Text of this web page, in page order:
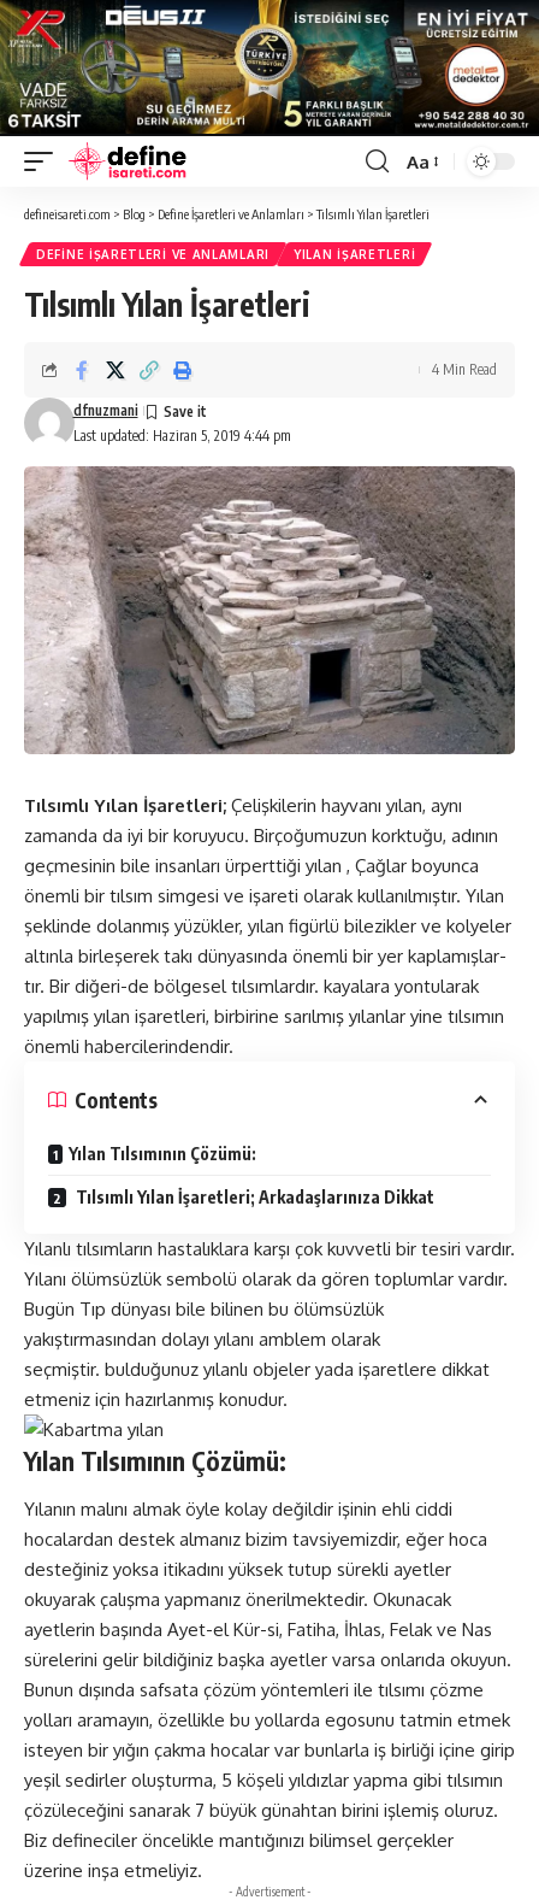
Font
Resizer
Aa
defineisareti.com > Blog > Define İşaretleri ve Anlamları >Tılsımlı Yılan İşaretleri
DEFINE İŞARETLERI VE ANLAMLARI YILAN İŞARETLERI
Tılsımlı Yılan İşaretleri
Last updated: Haziran 5, 2019 4:44 pm
dfnuzmani
4 Min Read
Tılsımlı Yılan İşaretleri; Çelişkilerin hayvanı yılan, aynı
zamanda da iyi bir koruyucu. Birçoğumuzun korktuğu, adının
geçmesinin bile insanları ürperttiği yılan , Çağlar boyunca
önemli bir tılsım simgesi ve işareti olarak kullanılmıştır. Yılan
şeklinde dolanmış yüzükler, yılan figürlü bilezikler ve kolyeler
altınla birleşerek takı dünyasında önemli bir yer kaplamışlar-
tır. Bir diğeri-de bölgesel tılsımlardır. kayalara yontularak
yapılmış yılan işaretleri, birbirine sarılmış yılanlar yine tılsımın
önemli habercilerindendir.
Contents
Yılan Tılsımının Çözümü:
Tılsımlı Yılan İşaretleri; Arkadaşlarınıza Dikkat
Yılanlı tılsımların hastalıklara karşı çok kuvvetli bir tesiri vardır.
Yılanı ölümsüzlük sembolü olarak da gören toplumlar vardır.
Bugün Tıp dünyası bile bilinen bu ölümsüzlük
yakıştırmasından dolayı yılanı amblem olarak
seçmiştir. bulduğunuz yılanlı objeler yada işaretlere dikkat
etmeniz için hazırlanmış konudur.
Yılan Tılsımının Çözümü:
Yılanın malını almak öyle kolay değildir işinin ehli ciddi
hocalardan destek almanız bizim tavsiyemizdir, eğer hoca
desteğiniz yoksa itikadını yüksek tutup sürekli ayetler
okuyarak çalışma yapmanız önerilmektedir. Okunacak
ayetlerin başında Ayet-el Kür-si, Fatiha, İhlas, Felak ve Nas
sürelerini gelir bildiğiniz başka ayetler varsa onlarıda okuyun.
Bunun dışında safsata çözüm yöntemleri ile tılsımı çözme
yolları aramayın, özellikle bu yollarda egosunu tatmin etmek
isteyen bir yığın çakma hocalar var bunlarla iş birliği içine girip
yeşil sedirler oluşturma, 5 köşeli yıldızlar yapma gibi tılsımın
çözüleceğini sanarak 7 büyük günahtan birini işlemiş oluruz.
Biz defineciler öncelikle mantığınızı bilimsel gerçekler
üzerine inşa etmeliyiz.
- Advertisement -